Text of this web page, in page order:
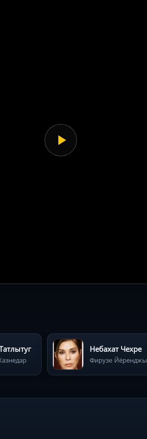
Небахат Чехре
Фирузе Йёренджы